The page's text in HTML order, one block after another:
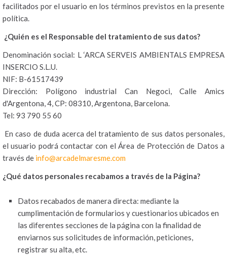
facilitados por el usuario en los términos previstos en la presente
política.
¿Quién es el Responsable del tratamiento de sus datos?
Denominación social: L ‘ARCA SERVEIS AMBIENTALS EMPRESA
INSERCIO S.L.U.
NIF: B-61517439
Dirección: Polígono industrial Can Negoci, Calle Amics
d'Argentona, 4, CP: 08310, Argentona, Barcelona.
Tel: 93 790 55 60
En caso de duda acerca del tratamiento de sus datos personales,
el usuario podrá contactar con el Área de Protección de Datos a
través de info@arcadelmaresme.com
¿Qué datos personales recabamos a través de la Página?
Datos recabados de manera directa: mediante la
cumplimentación de formularios y cuestionarios ubicados en
las diferentes secciones de la página con la finalidad de
enviarnos sus solicitudes de información, peticiones,
registrar su alta, etc.